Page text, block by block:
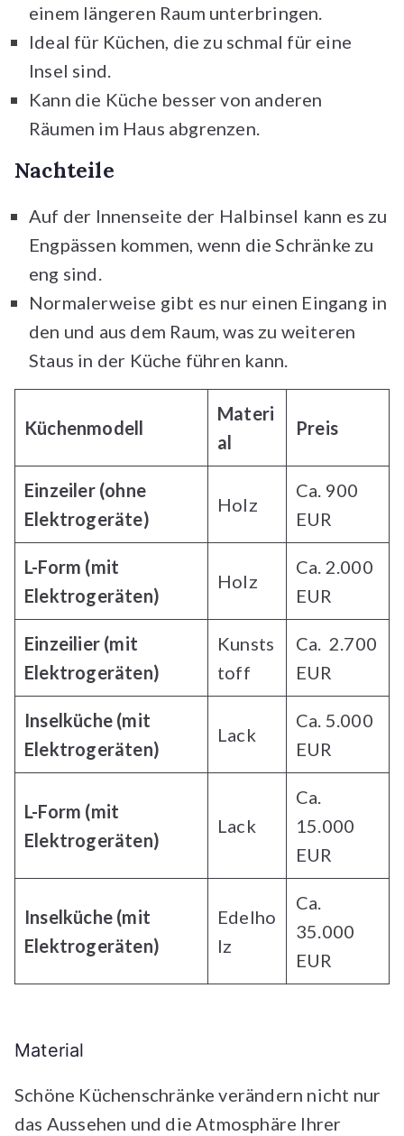
einem längeren Raum unterbringen.
Ideal für Küchen, die zu schmal für eine
Insel sind.
Kann die Küche besser von anderen
Räumen im Haus abgrenzen.
Nachteile
Auf der Innenseite der Halbinsel kann es zu
Engpässen kommen, wenn die Schränke zu
eng sind.
Normalerweise gibt es nur einen Eingang in
den und aus dem Raum, was zu weiteren
Staus in der Küche führen kann.
Küchenmodell
Materi
al
Preis
Einzeiler(ohne
Elektrogeräte)
Holz
Ca. 900
EUR
L-Form (mit
Elektrogeräten)
Holz
Ca. 2.000
EUR
Einzeilier (mit
Elektrogeräten)
Kunsts
toff
Ca. 2.700
EUR
Inselküche (mit
Elektrogeräten)
Lack
Ca. 5.000
EUR
L-Form (mit
Elektrogeräten)
Lack
Ca.
15.000
EUR
Inselküche (mit
Elektrogeräten)
Edelho
lz
Ca.
35.000
EUR
Material
Schöne Küchenschränke verändern nicht nur
das Aussehen und die Atmosphäre Ihrer